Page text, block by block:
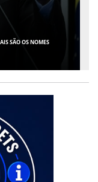
SÃO OS NOMES